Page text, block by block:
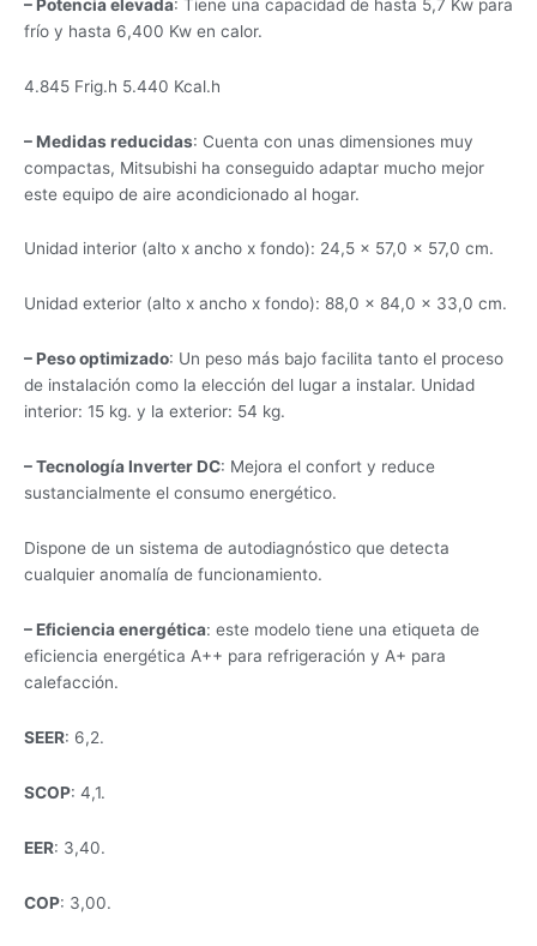
– Potencia elevada: Tiene una capacidad de hasta 5,7 Kw para
frío y hasta 6,400 Kw en calor.
4.845 Frig.h 5.440 Kcal.h
– Medidas reducidas: Cuenta con unas dimensiones muy
compactas, Mitsubishi ha conseguido adaptar mucho mejor
este equipo de aire acondicionado al hogar.
Unidad interior (alto x ancho x fondo): 24,5 × 57,0 × 57,0 cm.
Unidad exterior (alto x ancho x fondo): 88,0 × 84,0 × 33,0 cm.
– Peso optimizado: Un peso más bajo facilita tanto el proceso
de instalación como la elección del lugar a instalar. Unidad
interior: 15 kg. y la exterior: 54 kg.
– Tecnología Inverter DC: Mejora el confort y reduce
sustancialmente el consumo energético.
Dispone de un sistema de autodiagnóstico que detecta
cualquier anomalía de funcionamiento.
– Eficiencia energética: este modelo tiene una etiqueta de
eficiencia energética A++ para refrigeración y A+ para
calefacción.
SEER: 6,2.
SCOP: 4,1.
EER: 3,40.
COP: 3,00.